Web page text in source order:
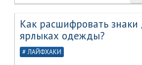
Как расшифровать знаки
ярлыках одежды?
ЛАЙФХАКИ